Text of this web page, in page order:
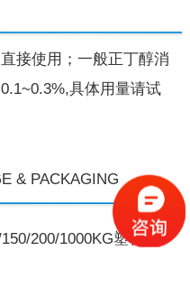
使用；一般正丁醇消
具体用量请试
& PACKAGING
200/1000KG塑料桶